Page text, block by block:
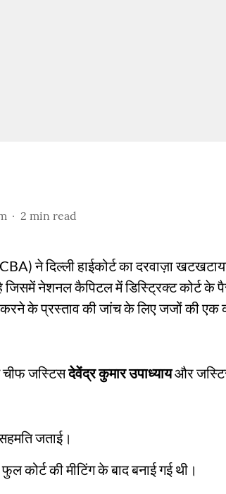
2 min read
ने दिल्ली हाईकोर्ट का दरवाज़ा
जिसमें नेशनल कैपिटल में डिस्ट्रिक्ट कोर्ट के
के प्रस्ताव की जांच के लिए जजों की एक
जस्टिसदेवेंद्र कुमार उपाध्यायऔर
जताई।
कोर्ट की मीटिंग के बाद बनाई गई थी।